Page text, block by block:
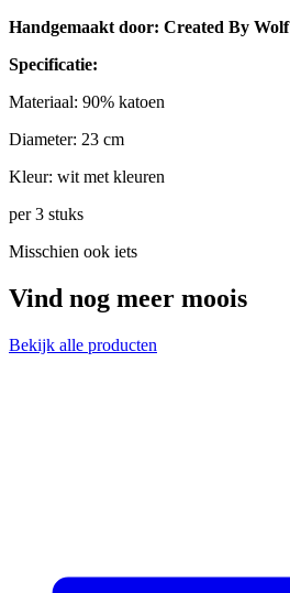
Handgemaakt door: Created By Wolf
Specificatie:
Materiaal: 90% katoen
Diameter: 23 cm
Kleur: wit met kleuren
per 3 stuks
Misschien ook iets
Vind nog meer moois
Bekijk alle producten